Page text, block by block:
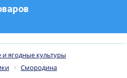
ягодные культуры
Смородина